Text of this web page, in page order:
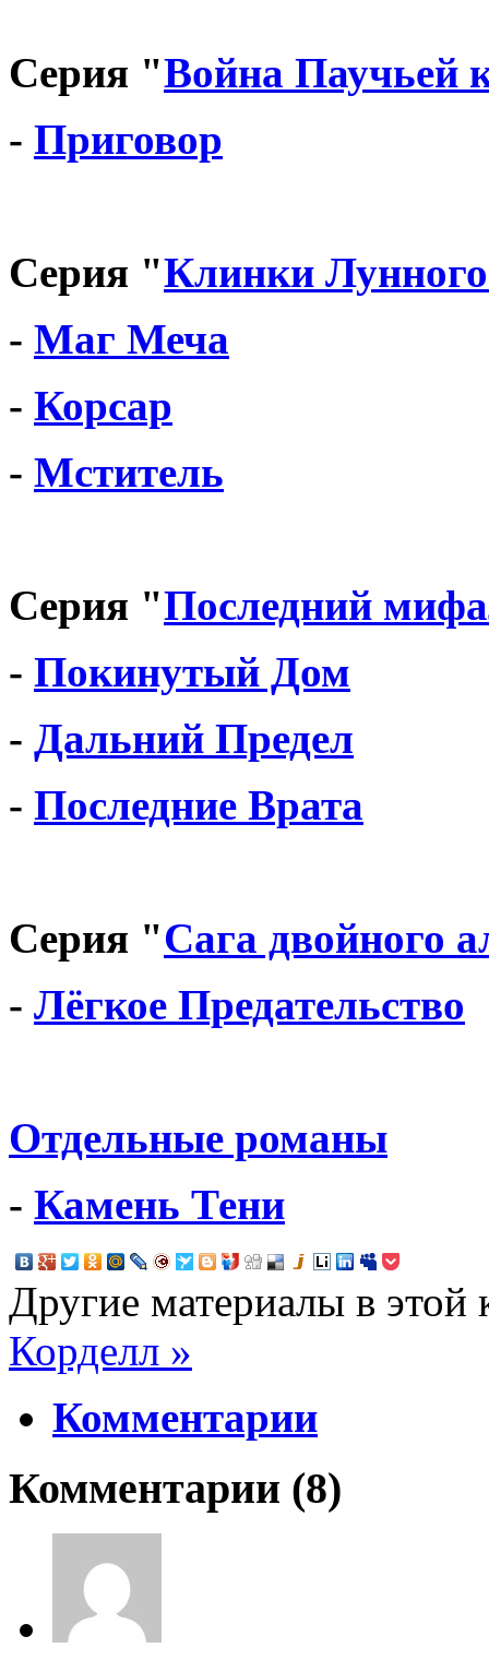
Серия "Война Паучьей
- Приговор
Серия "Клинки
- Маг Меча
- Корсар
- Мститель
Серия "Последний
- Покинутый Дом
- Дальний Предел
- Последние Врата
Серия "Сага двойного
- Лёгкое Предательство
Отдельные романы
- Камень Тени
Другие материалы в этой
Корделл »
Комментарии
Комментарии (8)